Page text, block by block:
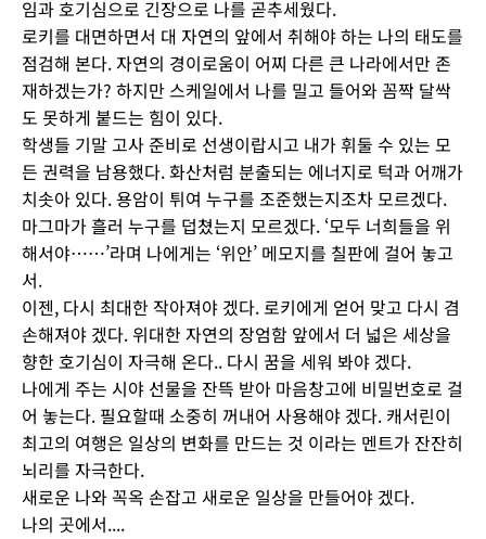
임과 호기심으로 긴장으로 나를 곧추세웠다.
로키를 대면하면서 대 자연의 앞에서 취해야 하는 나의 태도를
점검해 본다. 자연의 경이로움이 어찌 다른 큰 나라에서만 존
재하겠는가? 하지만 스케일에서 나를 밀고 들어와 꼼짝 달싹
도 못하게 붙드는 힘이 있다.
학생들 기말 고사 준비로 선생이랍시고 내가 휘둘 수 있는 모
든 권력을 남용했다. 화산처럼 분출되는 에너지로 턱과 어깨가
치솟아 있다. 용암이 튀여 누구를 조준했는지조차 모르겠다.
마그마가 흘러 누구를 덥쳤는지 모르겠다. ‘모두 너희들을 위
해서야……’라며 나에게는 ‘위안’ 메모지를 칠판에 걸어 놓고
서.
이젠, 다시 최대한 작아져야 겠다. 로키에게 얻어 맞고 다시 겸
손해져야 겠다. 위대한 자연의 장엄함 앞에서 더 넓은 세상을
향한 호기심이 자극해 온다.. 다시 꿈을 세워 봐야 겠다.
나에게 주는 시야 선물을 잔뜩 받아 마음창고에 비밀번호로 걸
어 놓는다. 필요할때 소중히 꺼내어 사용해야 겠다. 캐서린이
최고의 여행은 일상의 변화를 만드는 것 이라는 멘트가 잔잔히
뇌리를 자극한다.
새로운 나와 꼭옥 손잡고 새로운 일상을 만들어야 겠다.
나의 곳에서....